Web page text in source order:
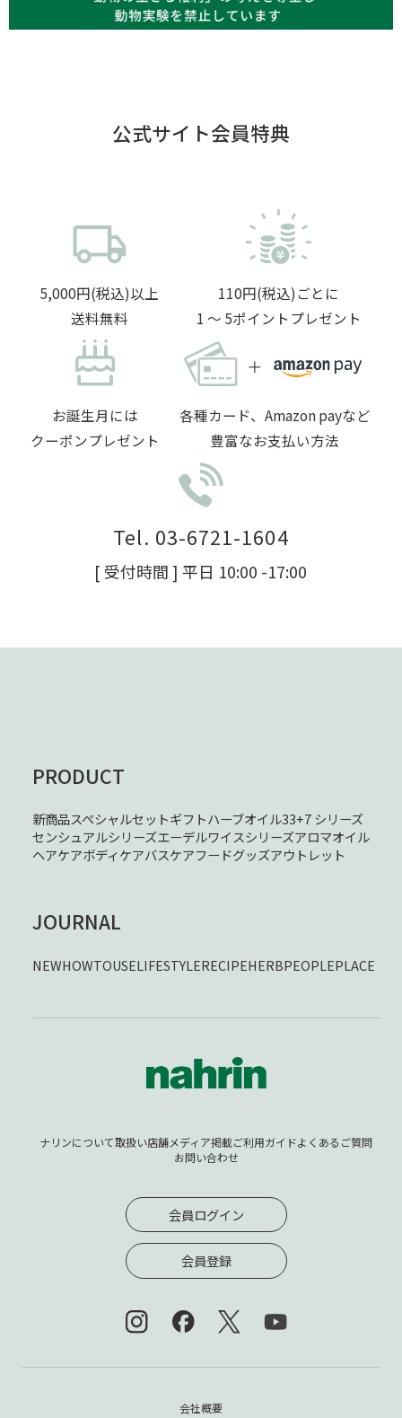
公式サイト会員特典
5,000円(税込)以上
送料無料
110円(税込)ごとに
1 〜 5ポイントプレゼント
お誕生月には
クーポンプレゼント
各種カード、Amazon payなど
豊富なお支払い方法
Tel. 03-6721-1604
[ 受付時間 ] 平日 10:00 -17:00
PRODUCT
新商品スペシャルセットギフトハーブオイル33+7 シリーズ
センシュアルシリーズエーデルワイスシリーズアロマオイル
ヘアケアボディケアバスケアフードグッズアウトレット
JOURNAL
NEWHOWTOUSELIFESTYLERECIPEHERBPEOPLEPLACE
ナリンについて取扱い店舗メディア掲載ご利用ガイドよくあるご質問
お問い合わせ
会員ログイン
会員登録
会社概要